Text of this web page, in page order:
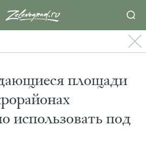
площади
использовать под